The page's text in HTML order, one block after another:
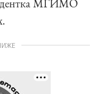
МГИМО